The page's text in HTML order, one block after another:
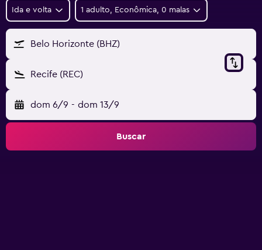
Ida e volta 1 adulto, Econômica, 0 malas
Belo Horizonte (BHZ)
Recife (REC)
dom 6/9 - dom 13/9
Buscar